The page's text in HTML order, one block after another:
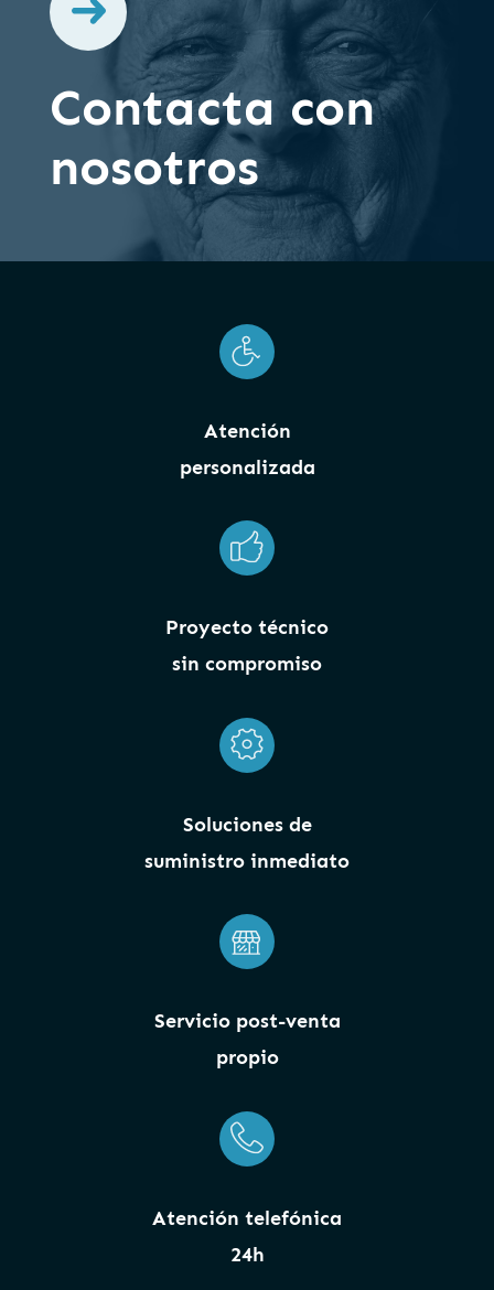
Contacta con
nosotros
Atención
personalizada
Proyecto técnico
sin compromiso
Soluciones de
suministro inmediato
Servicio post-venta
propio
Atención telefónica
24h